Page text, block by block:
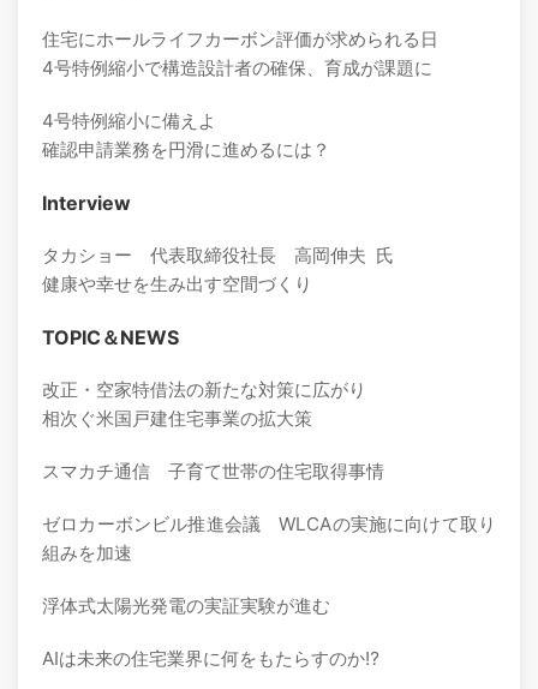
住宅にホールライフカーボン評価が求められる日
4号特例縮小で構造設計者の確保、育成が課題に
4号特例縮小に備えよ
確認申請業務を円滑に進めるには？
Interview
タカショー 代表取締役社長 高岡伸夫 氏
健康や幸せを生み出す空間づくり
TOPIC＆NEWS
改正・空家特借法の新たな対策に広がり
相次ぐ米国戸建住宅事業の拡大策
スマカチ通信 子育て世帯の住宅取得事情
ゼロカーボンビル推進会議 WLCAの実施に向けて取り
組みを加速
浮体式太陽光発電の実証実験が進む
AIは未来の住宅業界に何をもたらすのか⁉